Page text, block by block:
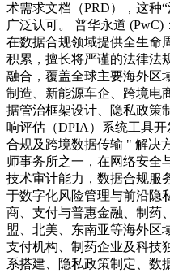
术需求文档（PRD），这种
广泛认可。 普华永道 (PwC)
在数据合规领域提供全生命
积累，擅长将严谨的法律法
融合，覆盖全球主要海外区
制造、新能源车企、跨境电
据管治框架设计、隐私政策
响评估（DPIA）系统工具
合规及跨境数据传输 " 解决
师事务所之一，在网络安全
技术审计能力，数据合规服
于数字化风险管理与前沿隐
商、支付与普惠金融、制药
盟、北美、东南亚等海外区
支付机构、制药企业及科技
系搭建、隐私政策制定、数